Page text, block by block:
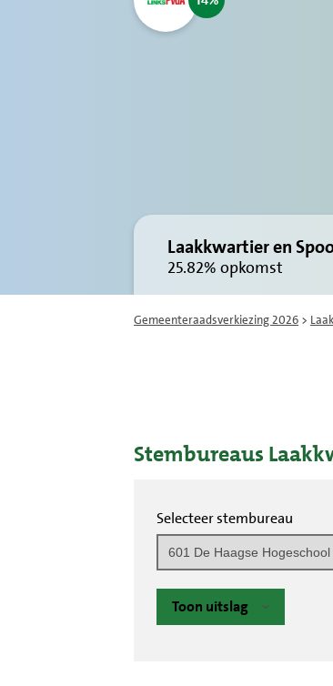
Laakkwartier en
25.82% opkomst
Gemeenteraadsverkiezing 2026 > Laak
Stembureaus
Selecteer stembureau
Toon uitslag